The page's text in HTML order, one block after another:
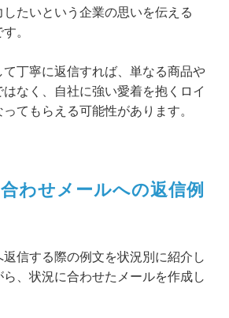
たいという企業の思いを伝える
。
丁寧に返信すれば、単なる商品や
なく、自社に強い愛着を抱くロイ
てもらえる可能性があります。
わせメールへの返信例
信する際の例文を状況別に紹介し
ら、状況に合わせたメールを作成し